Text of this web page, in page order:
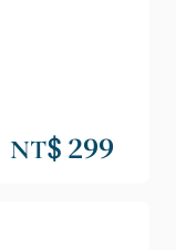
NT$ 299